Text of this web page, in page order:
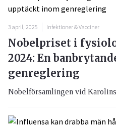
3 april, 2025 Infektioner & Vacciner
Nobelpriset i
2024: En
genreglering
Nobelförsamlingen vid